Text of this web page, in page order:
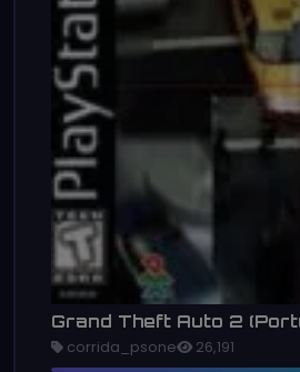
Grand Theft Auto 2
corrida_psone 26,191